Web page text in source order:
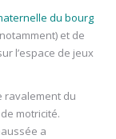
du bourg
et de
l’espace de jeux
ravalement du
motricité.
a